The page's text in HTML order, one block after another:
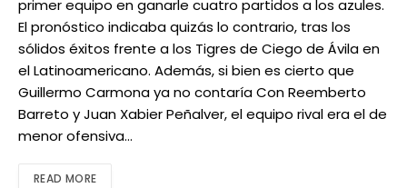
primer equipo en ganarle cuatro partidos a los azules.
El pronóstico indicaba quizás lo contrario, tras los
sólidos éxitos frente a los Tigres de Ciego de Ávila en
el Latinoamericano. Además, si bien es cierto que
Guillermo Carmona ya no contaría Con Reemberto
Barreto y Juan Xabier Peñalver, el equipo rival era el de
menor ofensiva…
READ MORE